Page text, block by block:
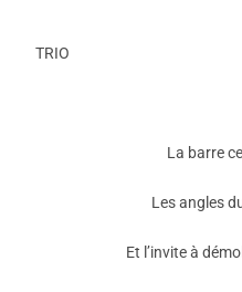
TRIO
La barre
Les angles
Et l’invite à